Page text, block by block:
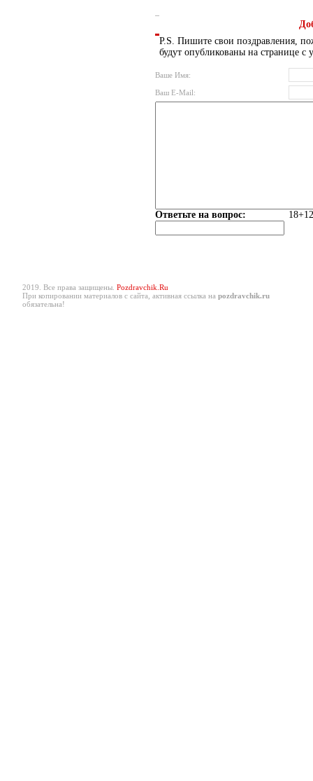
P.S. Пишите свои поздравления,
будут опубликованы на странице с
Ваше Имя:
Ваш E-Mail:
Ответьте на вопрос:
2019. Все права защищены. Pozdravchik.Ru
При копировании материалов с сайта, активная ссылка на pozdravchik.ru
обязательна!